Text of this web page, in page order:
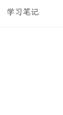
学习笔记